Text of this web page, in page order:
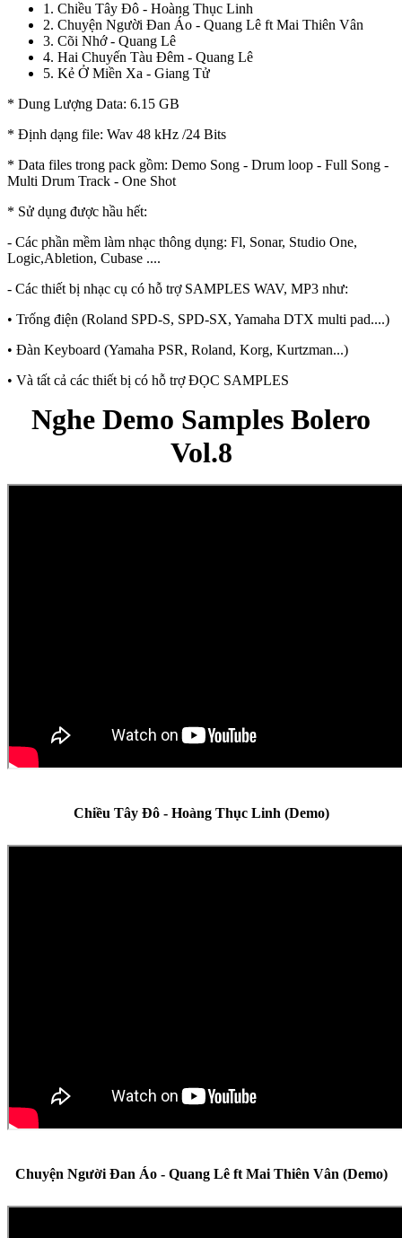
1. Chiều Tây Đô - Hoàng Thục Linh
2. Chuyện Người Đan Áo - Quang Lê ft Mai Thiên Vân
3. Cõi Nhớ - Quang Lê
4. Hai Chuyến Tàu Đêm - Quang Lê
5. Kẻ Ở Miền Xa - Giang Tử
* Dung Lượng Data: 6.15 GB
* Định dạng file: Wav 48 kHz /24 Bits
* Data files trong pack gồm: Demo Song - Drum loop - Full Song -
Multi Drum Track - One Shot
* Sử dụng được hầu hết:
- Các phần mềm làm nhạc thông dụng: Fl, Sonar, Studio One,
Logic,Abletion, Cubase ....
- Các thiết bị nhạc cụ có hỗ trợ SAMPLES WAV, MP3 như:
• Trống điện (Roland SPD-S, SPD-SX, Yamaha DTX multi pad....)
• Đàn Keyboard (Yamaha PSR, Roland, Korg, Kurtzman...)
• Và tất cả các thiết bị có hỗ trợ ĐỌC SAMPLES
Nghe Demo Samples Bolero
Vol.8
Chiều Tây Đô - Hoàng Thục Linh (Demo)
Chuyện Người Đan Áo - Quang Lê ft Mai Thiên Vân (Demo)